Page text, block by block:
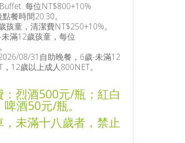
每位NT$800+10%
餐時間20:30。
孩童，清潔費NT$250+10%。
滿12歲孩童，每位
08/31自助晚餐，6歲-未滿12
12歲以上成人800NET。
烈酒500元/瓶；紅白
酒50元/瓶。
未滿十八歲者，禁止